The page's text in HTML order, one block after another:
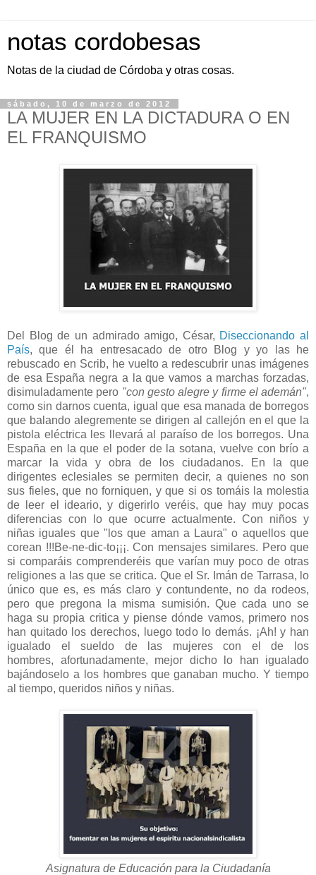
notas cordobesas
Notas de la ciudad de Córdoba y otras cosas.
sábado, 10 de marzo de 2012
LA MUJER EN LA DICTADURA O EN
EL FRANQUISMO
Del Blog de un admirado amigo, César, Diseccionando al
País, que él ha entresacado de otro Blog y yo las he
rebuscado en Scrib, he vuelto a redescubrir unas imágenes
de esa España negra a la que vamos a marchas forzadas,
disimuladamente pero "con gesto alegre y firme el ademán",
como sin darnos cuenta, igual que esa manada de borregos
que balando alegremente se dirigen al callejón en el que la
pistola eléctrica les llevará al paraíso de los borregos. Una
España en la que el poder de la sotana, vuelve con brío a
marcar la vida y obra de los ciudadanos. En la que
dirigentes eclesiales se permiten decir, a quienes no son
sus fieles, que no forniquen, y que si os tomáis la molestia
de leer el ideario, y digerirlo veréis, que hay muy pocas
diferencias con lo que ocurre actualmente. Con niños y
niñas iguales que "los que aman a Laura" o aquellos que
corean !!!Be-ne-dic-to¡¡¡. Con mensajes similares. Pero que
si comparáis comprenderéis que varían muy poco de otras
religiones a las que se critica. Que el Sr. Imán de Tarrasa, lo
único que es, es más claro y contundente, no da rodeos,
pero que pregona la misma sumisión. Que cada uno se
haga su propia critica y piense dónde vamos, primero nos
han quitado los derechos, luego todo lo demás. ¡Ah! y han
igualado el sueldo de las mujeres con el de los
hombres, afortunadamente, mejor dicho lo han igualado
bajándoselo a los hombres que ganaban mucho. Y tiempo
al tiempo, queridos niños y niñas.
Asignatura de Educación para la Ciudadanía